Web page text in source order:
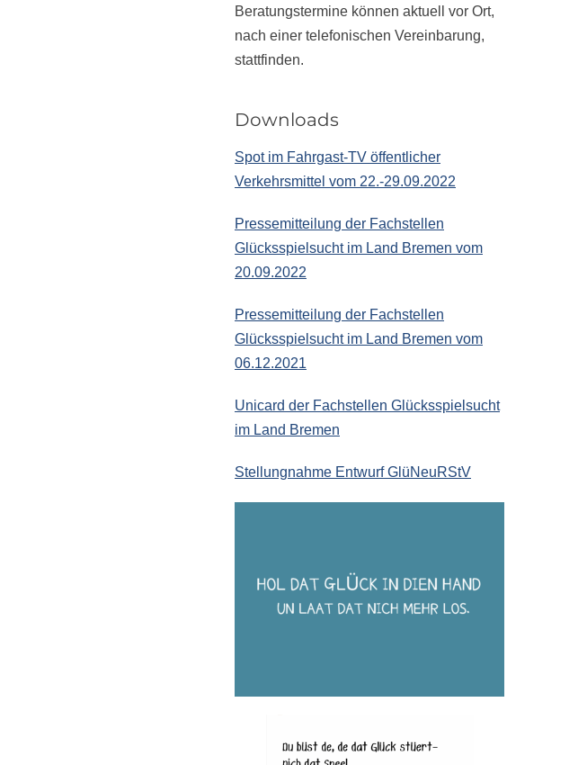
Beratungstermine können aktuell vor Ort,
nach einer telefonischen Vereinbarung,
stattfinden.
Downloads
Spot im Fahrgast-TV öffentlicher
Verkehrsmittel vom 22.-29.09.2022
Pressemitteilung der Fachstellen
Glücksspielsucht im Land Bremen vom
20.09.2022
Pressemitteilung der Fachstellen
Glücksspielsucht im Land Bremen vom
06.12.2021
Unicard der Fachstellen Glücksspielsucht
im Land Bremen
Stellungnahme Entwurf GlüNeuRStV